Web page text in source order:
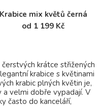
Krabice mix květů černá
od 1 199 Kč
krátce střižených
krabice s květinami
krabic plných květin je,
a velmi dobře vypadají. V
často do kanceláří,